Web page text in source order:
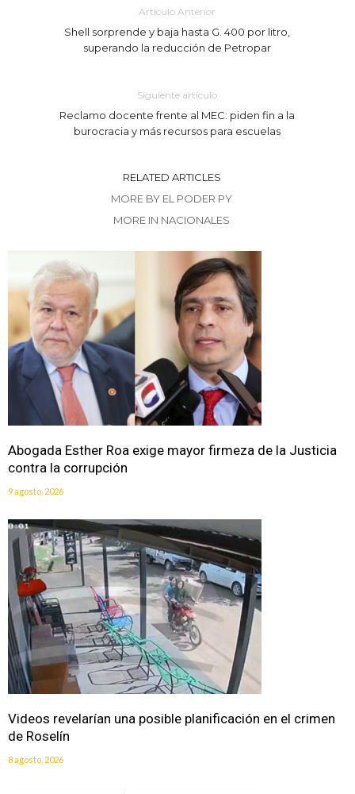
Artículo Anterior
Shell sorprende y baja hasta G. 400 por litro,
superando la reducción de Petropar
Siguiente artículo
Reclamo docente frente al MEC: piden fin a la
burocracia y más recursos para escuelas
RELATED ARTICLES
MORE BY EL PODER PY
MORE IN NACIONALES
Abogada Esther Roa exige mayor firmeza de la Justicia
contra la corrupción
9 agosto, 2026
Videos revelarían una posible planificación en el crimen
de Roselín
8 agosto, 2026